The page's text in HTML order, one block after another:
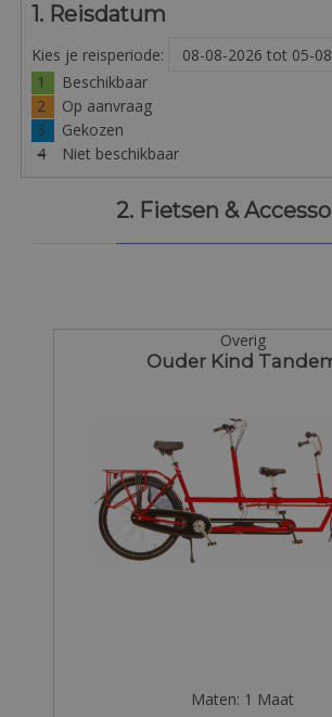
1. Reisdatum
Kies je reisperiode:
1
Beschikbaar
2
Op aanvraag
3
Gekozen
4
Niet beschikbaar
2. Fietsen &
Overig
Ouder Kind
Maten: 1 Maat